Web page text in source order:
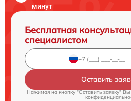
минут
Бесплатная
специалистом
Оставить
Нажимая на кнопку "Оставить заявку"